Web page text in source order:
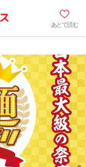
あとで読む